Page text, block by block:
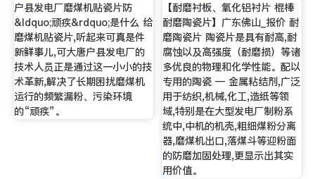
户县发电厂磨煤机贴瓷片防
&ldquo;顽疾&rdquo;是什么 给
磨煤机贴瓷片,听起来可真是件
新鲜事儿,可大唐户县发电厂的
技术人员正是通过这一小小的技
术革新,解决了长期困扰磨煤机
运行的频繁漏粉、污染环境
的“顽疾”。
【耐磨衬板、氧化铝衬片 棍棒
耐磨陶瓷片】广东佛山_报价 耐
磨陶瓷片 陶瓷片是具有耐高,耐
腐蚀以及高强度（耐磨损）等诸
多优良的物理和化学性能。配以
专用的陶瓷 — 金属粘结剂,广泛
用于纺织,机械,化工,造纸等领
域,特别是在大型发电厂制粉系
统中,中机的机壳,粗细煤粉分离
器,磨煤机出口,落煤斗等迎粉面
的防磨加固处理,更显示出其实
用价值。